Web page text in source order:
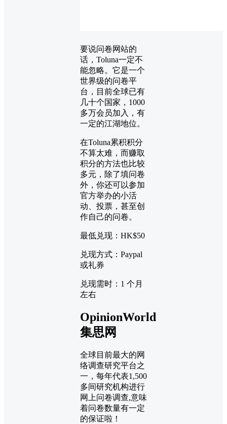
要说问卷网站的
话，Toluna一定不
能忽略。它是一个
世界级的问卷平
台，目前全球已有
几十个国家，1000
多万会员加入，有
一定的江湖地位。
在Toluna累积积分
不算太难，而赚取
积分的方法也比较
多元，除了填问卷
外，你还可以参加
官方举办的小活
动、投票，甚至创
作自己的问卷。
最低兑现：HK$50
兑现方式：Paypal
或礼券
兑现需时：1 个月
左右
OpinionWorld
集思网
全球目前最大的网
络调查研究平台之
一，每年代表1,500
多间研究机构进行
网上问卷调查,意味
着问卷数量有一定
的保证啦！